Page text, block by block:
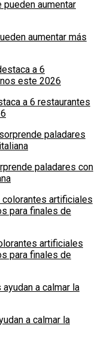
aumentar más
a 6 restaurantes
paladares con
artificiales
para finales de
a calmar la